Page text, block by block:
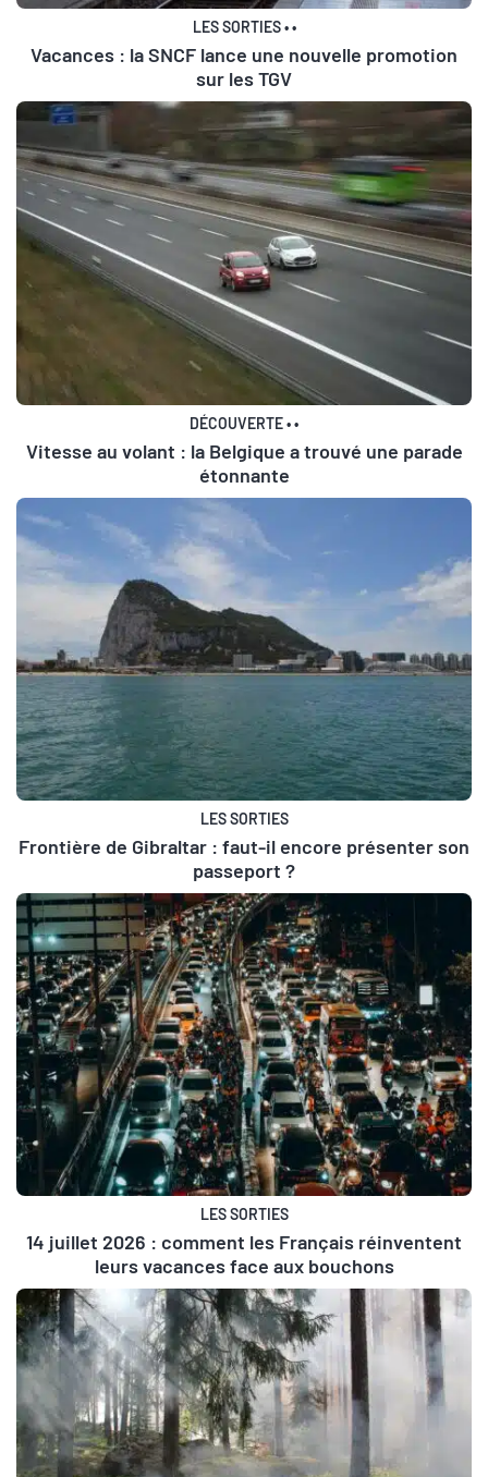
LES SORTIES••
Vacances : la SNCF lance une nouvelle promotion
sur les TGV
DÉCOUVERTE••
Vitesse au volant : la Belgique a trouvé une parade
étonnante
LES SORTIES
Frontière de Gibraltar : faut-il encore présenter son
passeport ?
LES SORTIES
14 juillet 2026 : comment les Français réinventent
leurs vacances face aux bouchons